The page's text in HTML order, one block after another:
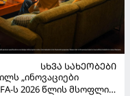
ᲡᲮᲕᲐ ᲡᲐᲮᲔᲝᲑᲔᲑᲘ
„ინოვაციები
ს 2026 წლის მსოფლიო